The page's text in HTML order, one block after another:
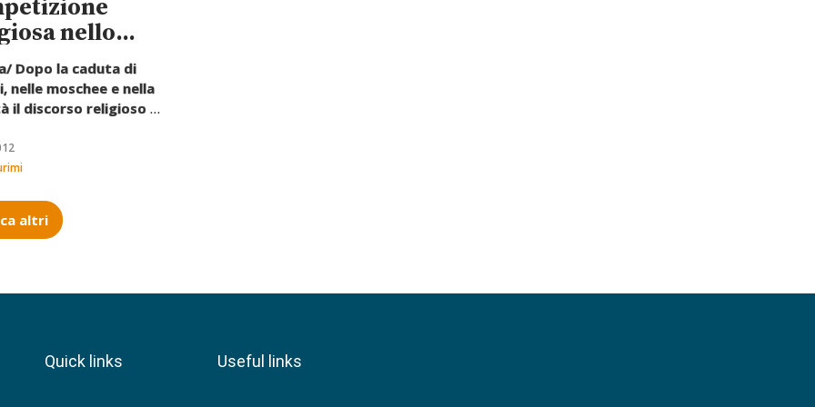
nello
pubblico
Dopo la caduta di
nelle moschee e nella
il discorso religioso si
e si va pluralizzando.
punta a mantenere
libertà di
per tutti, persino
altri
Quick links Useful links